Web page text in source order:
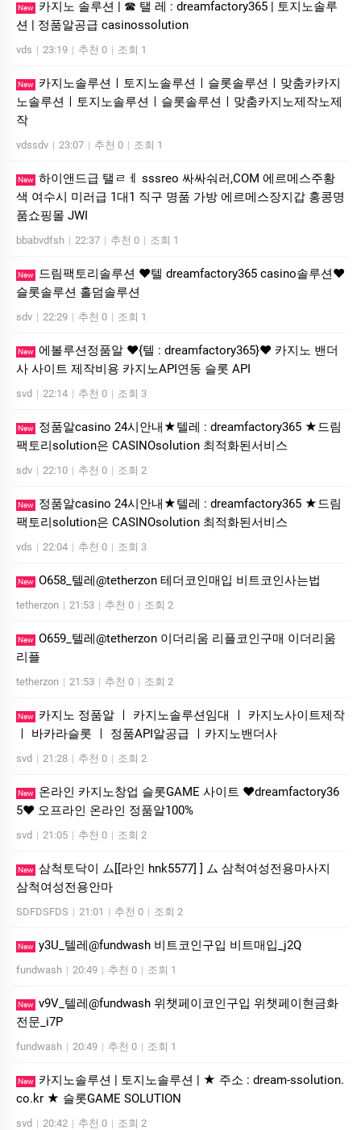
New
카지노 솔루션 | ☎ 탤 레 : dreamfactory365 | 토지노솔루
션 | 정품알공급 casinossolution
vds | 23:19 | 추천 0 | 조회 1
New
카지노솔루션ㅣ토지노솔루션ㅣ슬롯솔루션ㅣ맞춤카카지
노솔루션ㅣ토지노솔루션ㅣ슬롯솔루션ㅣ맞춤카지노제작노제
작
vdssdv | 23:07 | 추천 0 | 조회 1
New 하이앤드급 탤ㄹㅔ sssreo 싸싸숴러,COM 에르메스주황
색 여수시 미러급 1대1 직구 명품 가방 에르메스장지갑 홍콩명
품쇼핑몰 JWI
bbabvdfsh | 22:37 | 추천 0 | 조회 1
New
드림팩토리솔루션 ❤️텔 dreamfactory365 casino솔루션❤️
슬롯솔루션 홀덤솔루션
sdv | 22:29 | 추천 0 | 조회 1
New 에볼루션정품알 ❤️{텔 : dreamfactory365}❤️ 카지노 밴더
사 사이트 제작비용 카지노API연동 슬롯 API
svd | 22:14 | 추천 0 | 조회 3
New
정품알casino 24시안내★텔레 : dreamfactory365 ★드림
팩토리solution은 CASINOsolution 최적화된서비스
sdv | 22:10 | 추천 0 | 조회 2
New
정품알casino 24시안내★텔레 : dreamfactory365 ★드림
팩토리solution은 CASINOsolution 최적화된서비스
vds | 22:04 | 추천 0 | 조회 3
New O658_텔레@tetherzon 테더코인매입 비트코인사는법
tetherzon | 21:53 | 추천 0 | 조회 2
New O659_텔레@tetherzon 이더리움 리플코인구매 이더리움
리플
tetherzon | 21:53 | 추천 0 | 조회 2
New
카지노 정품알 ㅣ 카지노솔루션임대 ㅣ 카지노사이트제작
ㅣ 바카라슬롯 ㅣ 정품API알공급 ㅣ카지노밴더사
svd | 21:28 | 추천 0 | 조회 2
New
온라인 카지노창업 슬롯GAME 사이트 ❤dreamfactory36
5❤ 오프라인 온라인 정품알100%
svd | 21:05 | 추천 0 | 조회 2
New 삼척토닥이 ム[[라인 hnk5577] ] ム 삼척여성전용마사지
삼척여성전용안마
SDFDSFDS | 21:01 | 추천 0 | 조회 2
New y3U_텔레@fundwash 비트코인구입 비트매입_j2Q
fundwash | 20:49 | 추천 0 | 조회 1
New v9V_텔레@fundwash 위챗페이코인구입 위챗페이현금화
전문_i7P
fundwash | 20:49 | 추천 0 | 조회 1
New
카지노솔루션 | 토지노솔루션 | ★ 주소 : dream-ssolution.
co.kr ★ 슬롯GAME SOLUTION
svd | 20:42 | 추천 0 | 조회 2